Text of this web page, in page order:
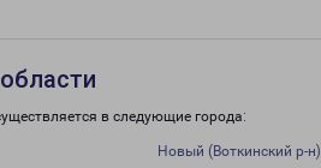
в следующие города:
Новый (Воткинский р-н)